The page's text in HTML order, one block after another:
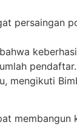
persaingan